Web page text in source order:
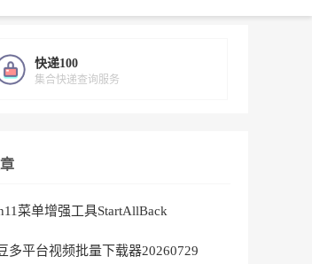
快递100
集合快递查询服务
菜单增强工具StartAllBack
直装版
多平台视频批量下载器20260729